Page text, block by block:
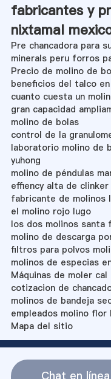
fabricantes y
nixtamal
Pre chancadora para
minerals peru forros
Precio de molino de
beneficios del talco
cuanto cuesta un
gran capacidad
molino de bolas
control de la
laboratorio molino de
yuhong
molino de péndulas
effiency alta de
fabricante de molinos
el molino rojo lugo
los dos molinos santa
molino de descarga
filtros para polvos
molinos de especias
Máquinas de moler cal
cotizacion de
molinos de bandeja
empleados molino flor
Mapa del sitio
Chat en línea